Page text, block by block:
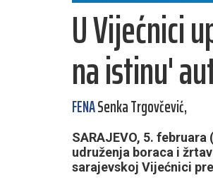
U Vijećnici
na istinu'
FENASenka Trgovčević,
SARAJEVO, 5.
udruženja boraca i
sarajevskoj Vijećnici